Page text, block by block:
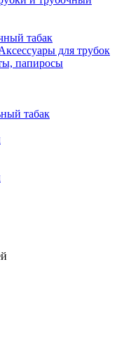
табак
для трубок
папиросы
табак